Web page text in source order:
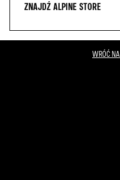
ZNAJDŹ ALPINE STORE
WRÓĆ